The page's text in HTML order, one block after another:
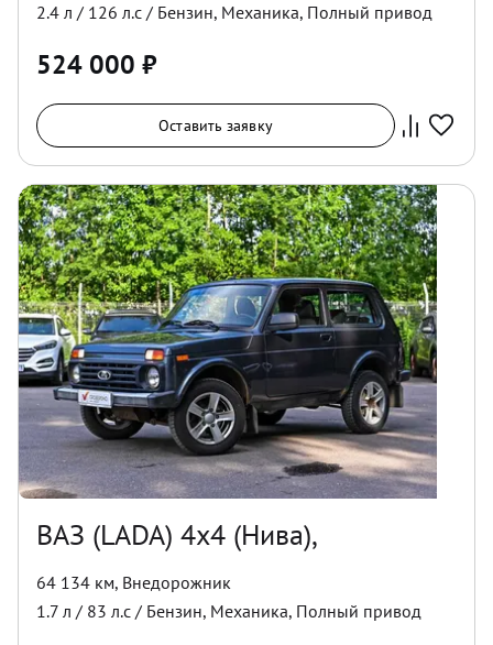
2.4 л / 126 л.с / Бензин, Механика, Полный привод
524 000 ₽
Оставить заявку
ВАЗ (LADA) 4x4 (Нива),
64 134 км, Внедорожник
1.7 л / 83 л.с / Бензин, Механика, Полный привод